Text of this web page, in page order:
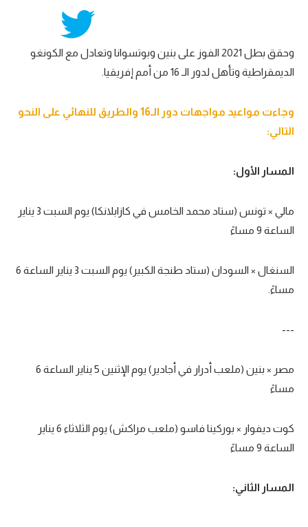
وحقق بطل 2021 الفوز على بنين وبوتسوانا وتعادل مع الكونغو
الديمقراطية وتأهل لدور الـ 16 من أمم إفريقيا.
وجاءت مواعيد مواجهات دور الـ16 والطريق للنهائي على النحو
التالي:
المسار الأول:
مالي × تونس (ستاد محمد الخامس في كازابلانكا) يوم السبت 3 يناير
الساعة 9 مساءً
السنغال × السودان (ستاد طنجة الكبير) يوم السبت 3
يناير الساعة 6
مساءً.
---
مصر × بنين (ملعب أدرار في أجادير) يوم الإثنين 5 يناير الساعة 6
مساءً
كوت ديفوار × بوركينا فاسو (ملعب مراكش) يوم الثلاثاء 6 يناير
الساعة 9 مساءً
المسار الثاني: